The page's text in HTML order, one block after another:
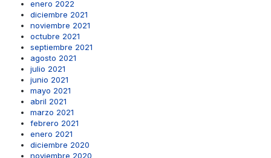
enero 2022
diciembre 2021
noviembre 2021
octubre 2021
septiembre 2021
agosto 2021
julio 2021
junio 2021
mayo 2021
abril 2021
marzo 2021
febrero 2021
enero 2021
diciembre 2020
noviembre 2020